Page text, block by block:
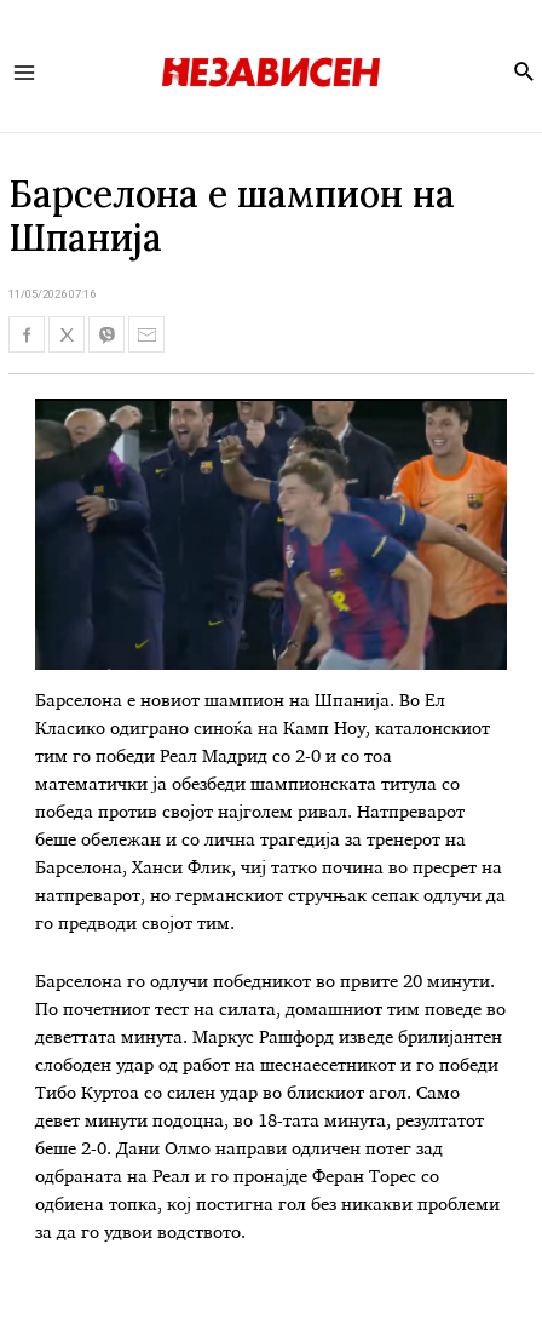
Барселона е шампион на
Шпанија
11/05/2026 07:16
Барселона е новиот шампион на Шпанија. Во Ел
Класико одиграно синоќа на Камп Ноу, каталонскиот
тим го победи Реал Мадрид со 2-0 и со тоа
математички ја обезбеди шампионската титула со
победа против својот најголем ривал. Натпреварот
беше обележан и со лична трагедија за тренерот на
Барселона, Ханси Флик, чиј татко почина во пресрет на
натпреварот, но германскиот стручњак сепак одлучи да
го предводи својот тим.
Барселона го одлучи победникот во првите 20 минути.
По почетниот тест на силата, домашниот тим поведе во
деветтата минута. Маркус Рашфорд изведе брилијантен
слободен удар од работ на шеснаесетникот и го победи
Тибо Куртоа со силен удар во блискиот агол. Само
девет минути подоцна, во 18-тата минута, резултатот
беше 2-0. Дани Олмо направи одличен потег зад
одбраната на Реал и го пронајде Феран Торес со
одбиена топка, кој постигна гол без никакви проблеми
за да го удвои водството.